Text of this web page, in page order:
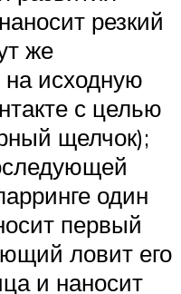
резкий
же
на исходную
с целью
щелчок);
один
первый
ловит его
и наносит